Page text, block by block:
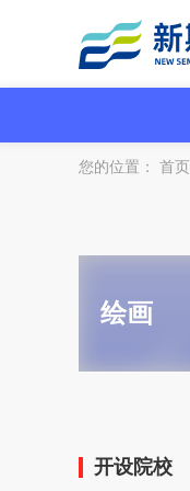
您的位置： 首页
绘画
开设院校